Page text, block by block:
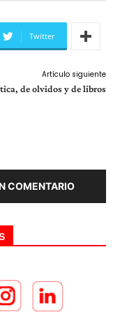
Twitter
Artículo siguiente
de olvidos y de libros
COMENTARIO